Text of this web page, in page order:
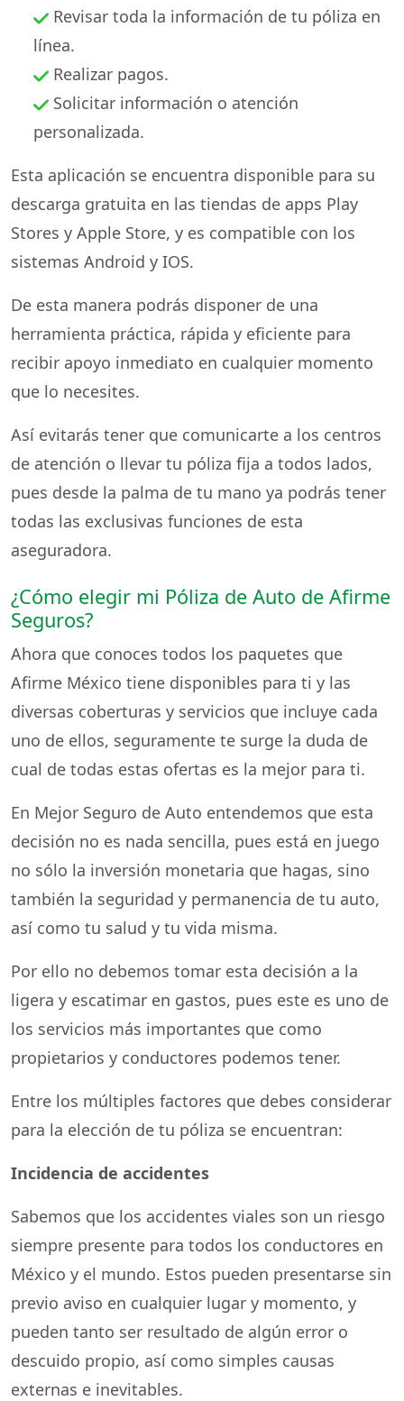
Revisar toda la información de tu póliza en
línea.
Realizar pagos.
Solicitar información o atención
personalizada.
Esta aplicación se encuentra disponible para su
descarga gratuita en las tiendas de apps Play
Stores y Apple Store, y es compatible con los
sistemas Android y IOS.
De esta manera podrás disponer de una
herramienta práctica, rápida y eficiente para
recibir apoyo inmediato en cualquier momento
que lo necesites.
Así evitarás tener que comunicarte a los centros
de atención o llevar tu póliza fija a todos lados,
pues desde la palma de tu mano ya podrás tener
todas las exclusivas funciones de esta
aseguradora.
¿Cómo elegir mi Póliza de Auto de Afirme
Seguros?
Ahora que conoces todos los paquetes que
Afirme México tiene disponibles para ti y las
diversas coberturas y servicios que incluye cada
uno de ellos, seguramente te surge la duda de
cual de todas estas ofertas es la mejor para ti.
En Mejor Seguro de Auto entendemos que esta
decisión no es nada sencilla, pues está en juego
no sólo la inversión monetaria que hagas, sino
también la seguridad y permanencia de tu auto,
así como tu salud y tu vida misma.
Por ello no debemos tomar esta decisión a la
ligera y escatimar en gastos, pues este es uno de
los servicios más importantes que como
propietarios y conductores podemos tener.
Entre los múltiples factores que debes considerar
para la elección de tu póliza se encuentran:
Incidencia de accidentes
Sabemos que los accidentes viales son un riesgo
siempre presente para todos los conductores en
México y el mundo. Estos pueden presentarse sin
previo aviso en cualquier lugar y momento, y
pueden tanto ser resultado de algún error o
descuido propio, así como simples causas
externas e inevitables.